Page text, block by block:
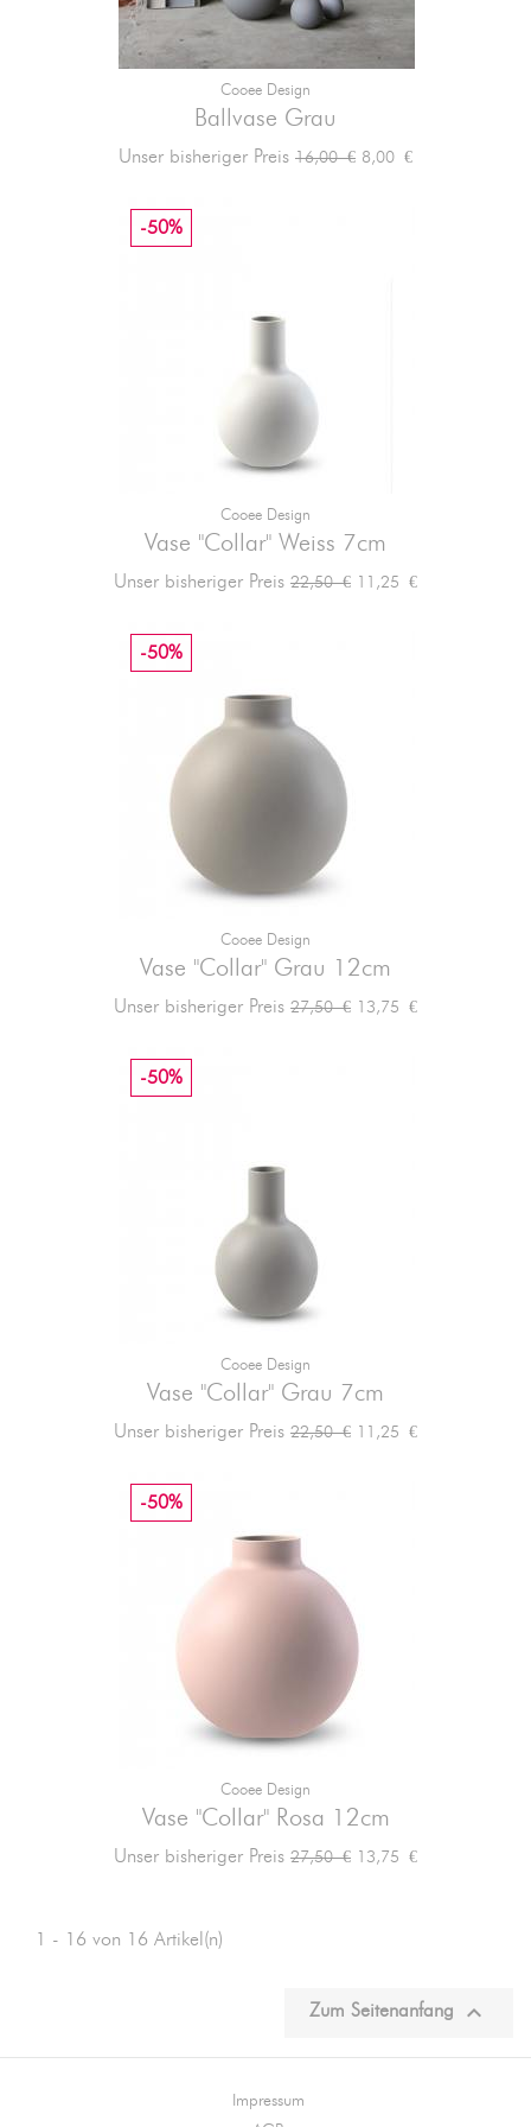
Cooee Design
Ballvase Grau
Unser bisheriger Preis Verkaufspreis
16,00 € Preis
8,00 €
Cooee Design
Vase "Collar" Weiss 7cm
Unser bisheriger Preis Verkaufspreis
22,50 €
-50%
Preis
11,25 €
Cooee Design
Vase "Collar" Grau 12cm
Unser bisheriger Preis Verkaufspreis
27,50 €
-50%
Preis
13,75 €
Cooee Design
Vase "Collar" Grau 7cm
Unser bisheriger Preis Verkaufspreis
22,50 €
-50%
Preis
11,25 €
Cooee Design
Vase "Collar" Rosa 12cm
Unser bisheriger Preis Verkaufspreis
27,50 €
-50%
Preis
13,75 €
1 - 16 von 16 Artikel(n)
Zum Seitenanfang 
Impressum